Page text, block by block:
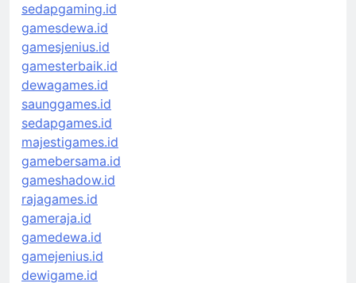
sedapgaming.id
gamesdewa.id
gamesjenius.id
gamesterbaik.id
dewagames.id
saunggames.id
sedapgames.id
majestigames.id
gamebersama.id
gameshadow.id
rajagames.id
gameraja.id
gamedewa.id
gamejenius.id
dewigame.id